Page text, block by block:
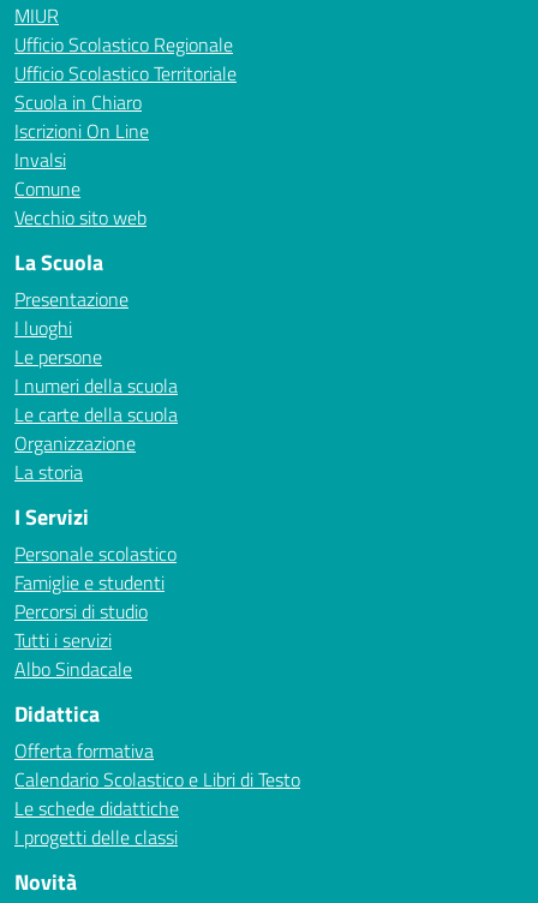
MIUR
Ufficio Scolastico Regionale
Ufficio Scolastico Territoriale
Scuola in Chiaro
Iscrizioni On Line
Invalsi
Comune
Vecchio sito web
La Scuola
Presentazione
I luoghi
Le persone
I numeri della scuola
Le carte della scuola
Organizzazione
La storia
I Servizi
Personale scolastico
Famiglie e studenti
Percorsi di studio
Tutti i servizi
Albo Sindacale
Didattica
Offerta formativa
Calendario Scolastico e Libri di Testo
Le schede didattiche
I progetti delle classi
Novità